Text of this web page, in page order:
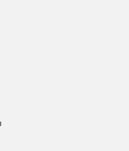
OGRODU
APTECZKA